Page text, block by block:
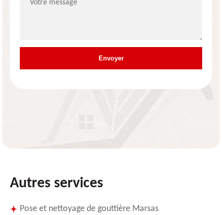
Autres services
Pose et nettoyage de gouttière Marsas